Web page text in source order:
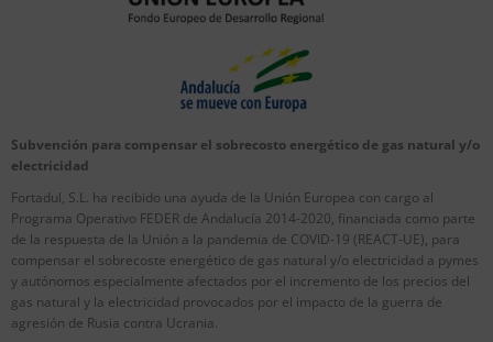
Subvención para compensar el sobrecosto energético de gas natural y/o
electricidad
Fortadul, S.L. ha recibido una ayuda de la Unión Europea con cargo al
Programa Operativo FEDER de Andalucía 2014-2020, financiada como parte
de la respuesta de la Unión a la pandemia de COVID-19 (REACT-UE), para
compensar el sobrecoste energético de gas natural y/o electricidad a pymes
y autónomos especialmente afectados por el incremento de los precios del
gas natural y la electricidad provocados por el impacto de la guerra de
agresión de Rusia contra Ucrania.